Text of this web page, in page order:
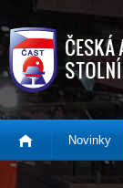
. Novinky